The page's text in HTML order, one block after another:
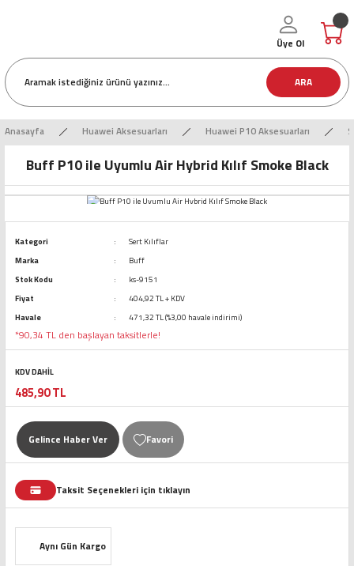
ARA
Üye Ol
Anasayfa Huawei Aksesuarları Huawei P10 Aksesuarları
Buff P10 ile Uyumlu Air Hybrid Kılıf Smoke Black
Kategori
Sert Kılıflar
Marka
Buff
Stok Kodu
ks-9151
Fiyat
404,92 TL + KDV
Havale
471,32 TL (%3,00 havale indirimi)
*90,34 TL den başlayan taksitlerle!
KDV DAHİL
485,90 TL
Gelince Haber Ver
Taksit Seçenekleri için tıklayın
Aynı Gün Kargo